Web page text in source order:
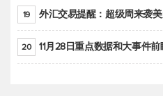
19 外汇交易提醒：超级周来袭
20 11月28日重点数据和大事件前